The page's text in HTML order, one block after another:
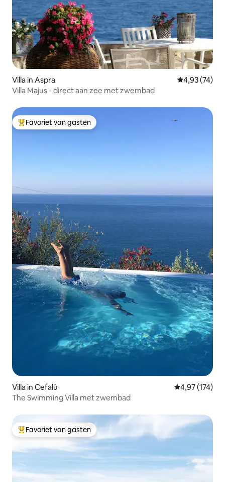
Villa in Aspra Gemiddelde
4,93 (74)
Villa Majus - direct aan zee met zwembad
Topfavoriet van gasten
Favoriet van gasten
Villa in Cefalù Gemiddelde
4,97 (174)
The Swimming Villa met zwembad
Topfavoriet van gasten
Favoriet van gasten